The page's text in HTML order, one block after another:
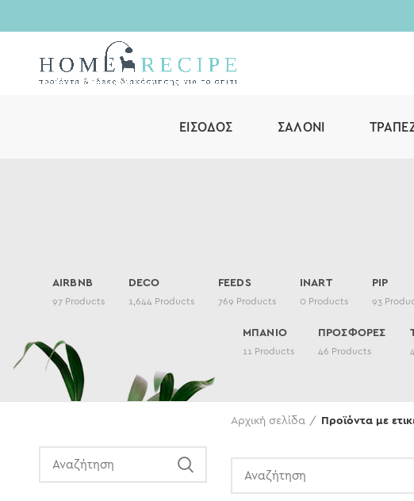
ΕΊΣΟΔΟΣ ΣΑΛΌΝΙ
AIRBNB
97 Products
DECO
1,644 Products
FEEDS
769 Products
INART
0 Products
PIP
93
ΜΠΑΝΙΟ
11 Products
ΠΡΟΣΦΟΡΕΣ
46 Products
Αρχική σελίδα Προϊόντα με